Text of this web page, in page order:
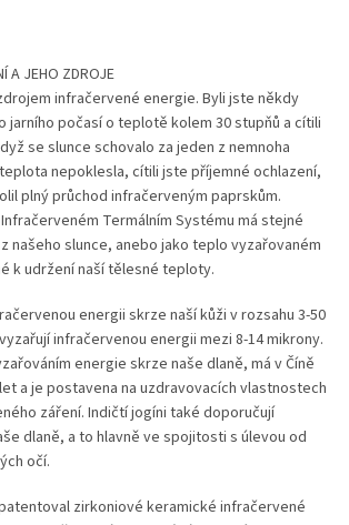
A JEHO ZDROJE
infračervené energie. Byli jste někdy
jarního počasí o teplotě kolem 30 stupňů a cítili
se slunce schovalo za jeden z nemnoha
nepoklesla, cítili jste příjemné ochlazení,
plný průchod infračerveným paprskům.
Termálním Systému má stejné
našeho slunce, anebo jako teplo vyzařovaném
k udržení naší tělesné teploty.
energii skrze naší kůži v rozsahu 3-50
infračervenou energii mezi 8-14 mikrony.
energie skrze naše dlaně, má v Číně
a je postavena na uzdravovacích vlastnostech
záření. Indičtí jogíni také doporučují
dlaně, a to hlavně ve spojitosti s úlevou od
očí.
zirkoniové keramické infračervené